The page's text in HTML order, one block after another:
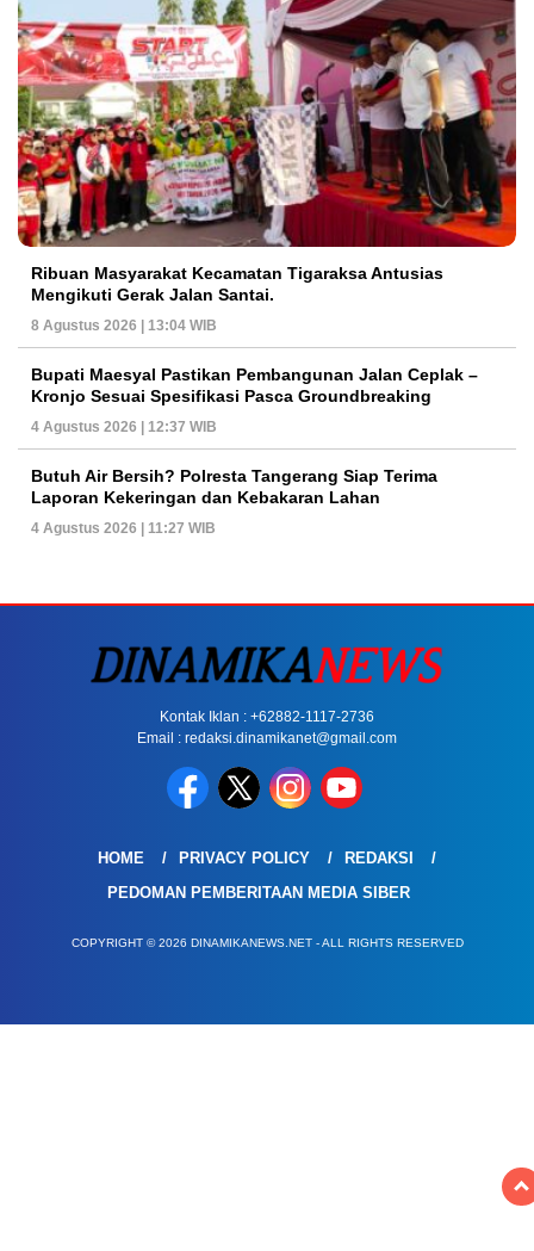
Ribuan Masyarakat Kecamatan Tigaraksa Antusias
Mengikuti Gerak Jalan Santai.
8 Agustus 2026 | 13:04 WIB
Bupati Maesyal Pastikan Pembangunan Jalan Ceplak –
Kronjo Sesuai Spesifikasi Pasca Groundbreaking
4 Agustus 2026 | 12:37 WIB
Butuh Air Bersih? Polresta Tangerang Siap Terima
Laporan Kekeringan dan Kebakaran Lahan
4 Agustus 2026 | 11:27 WIB
Kontak Iklan : +62882-1117-2736
Email : redaksi.dinamikanet@gmail.com
HOME PRIVACY POLICY
REDAKSI
PEDOMAN PEMBERITAAN MEDIA SIBER
COPYRIGHT © 2026 DINAMIKANEWS.NET - ALL RIGHTS RESERVED